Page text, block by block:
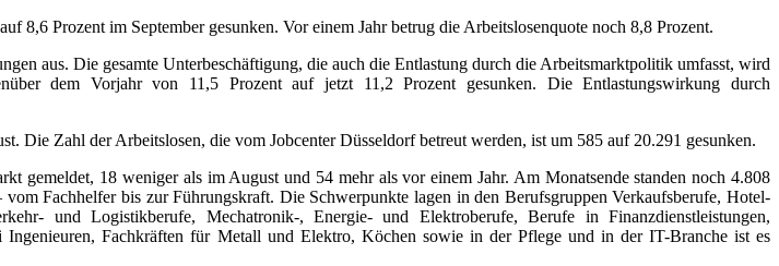
Prozent im September gesunken. Vor einem Jahr betrug die Arbeitslosenquote noch 8,8 Prozent.
aus. Die gesamte Unterbeschäftigung, die auch die Entlastung durch die Arbeitsmarktpolitik umfasst, wird
dem Vorjahr von 11,5 Prozent auf jetzt 11,2 Prozent gesunken. Die Entlastungswirkung durch
Die Zahl der Arbeitslosen, die vom Jobcenter Düsseldorf betreut werden, ist um 585 auf 20.291 gesunken.
gemeldet, 18 weniger als im August und 54 mehr als vor einem Jahr. Am Monatsende standen noch 4.808
Fachhelfer bis zur Führungskraft. Die Schwerpunkte lagen in den Berufsgruppen Verkaufsberufe, Hotel-
und Logistikberufe, Mechatronik-, Energie- und Elektroberufe, Berufe in Finanzdienstleistungen,
Fachkräften für Metall und Elektro, Köchen sowie in der Pflege und in der IT-Branche ist es